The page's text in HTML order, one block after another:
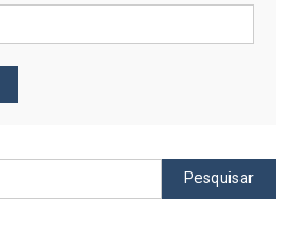
Pesquisar
por: